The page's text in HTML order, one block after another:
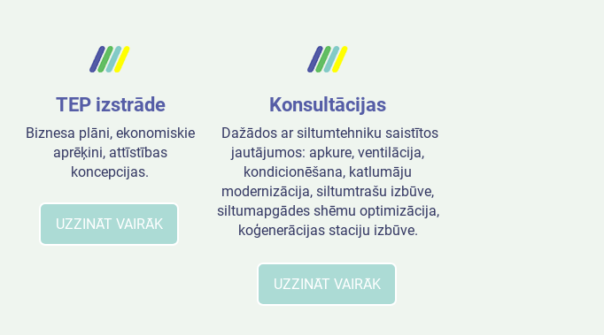
TEP izstrāde Konsultācijas
Biznesa plāni, ekonomiskie
aprēķini, attīstības
koncepcijas.
UZZINĀT VAIRĀK
UZZINĀT VAIRĀK
Dažādos ar siltumtehniku saistītos
jautājumos: apkure, ventilācija,
kondicionēšana, katlumāju
modernizācija, siltumtrašu izbūve,
siltumapgādes shēmu optimizācija,
koģenerācijas staciju izbūve.